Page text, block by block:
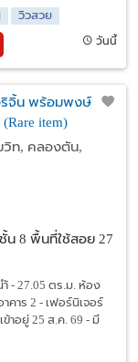
วิวสวย
วันนี้
ริจิ้น พร้อมพงษ์
item)
วิท, คลองตัน,
น 8 พื้นที่ใช้สอย 27
- 27.05 ตร.ม. ห้อง
คาร 2 - เฟอร์นิเจอร์
าอยู่ 25 ส.ค. 69 - มี